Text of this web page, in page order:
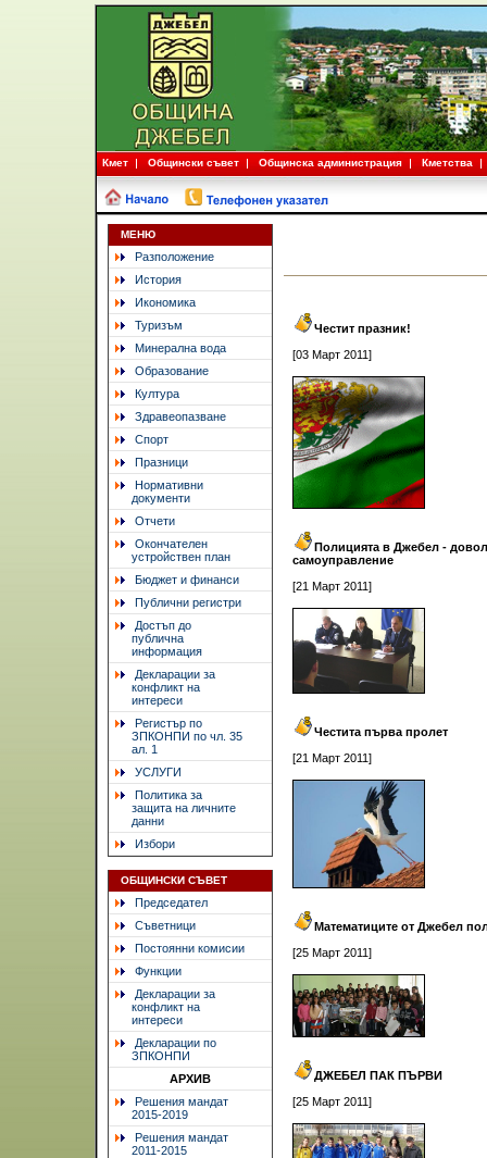
Кмет Общински съвет Общинска администрация Кметства
МЕНЮ
Разположение
История
Икономика
Туризъм
Минерална вода
Образование
Култура
Здравеопазване
Спорт
Празници
Нормативни
документи
Отчети
Окончателен
устройствен план
Бюджет и финанси
Публични регистри
Достъп до
публична
информация
Декларации за
конфликт на
интереси
Регистър по
ЗПКОНПИ по чл. 35
ал. 1
УСЛУГИ
Политика за
защита на личните
данни
Избори
ОБЩИНСКИ СЪВЕТ
Председател
Съветници
Постоянни комисии
Функции
Декларации за
конфликт на
интереси
Декларации по
ЗПКОНПИ
АРХИВ
Решения мандат
2015-2019
Решения мандат
2011-2015
Честит празник!
[03 Март 2011]
Полицията в Джебел -
самоуправление
[21 Март 2011]
Честита първа пролет
[21 Март 2011]
Математиците от Джебел
[25 Март 2011]
ДЖЕБЕЛ ПАК ПЪРВИ
[25 Март 2011]